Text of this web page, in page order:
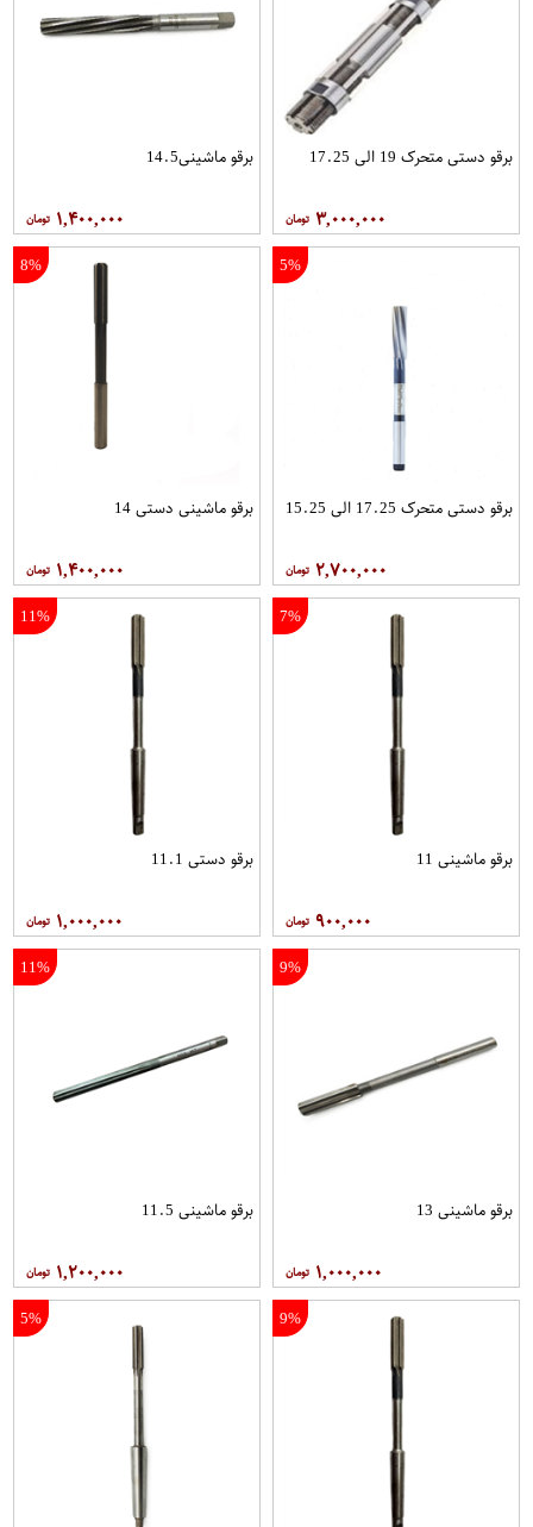
برقو دستی متحرک 19 الی 17.25
۳,۰۰۰,۰۰۰
برقو ماشینی14.5
۱,۴۰۰,۰۰۰
5%
برقو دستی متحرک 17.25 الی 15.25
۲,۷۰۰,۰۰۰
8%
برقو ماشینی دستی 14
۱,۴۰۰,۰۰۰
7%
برقو ماشینی 11
۹۰۰,۰۰۰
11%
برقو دستی 11.1
۱,۰۰۰,۰۰۰
9%
برقو ماشینی 13
۱,۰۰۰,۰۰۰
11%
برقو ماشینی 11.5
۱,۲۰۰,۰۰۰
9%
5%